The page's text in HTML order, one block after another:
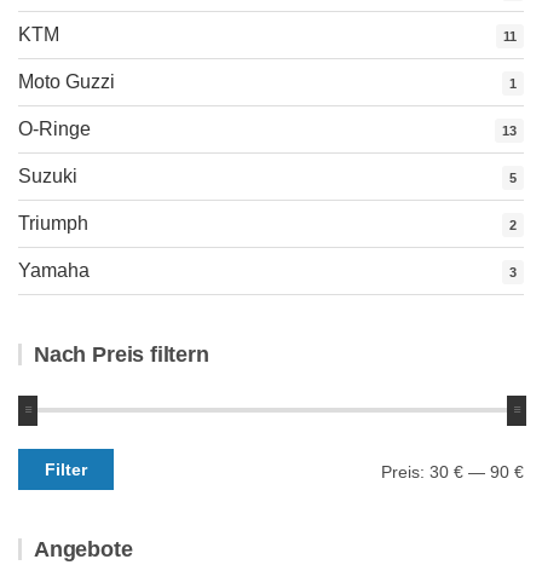
KTM 11
Moto Guzzi 1
O-Ringe 13
Suzuki 5
Triumph 2
Yamaha 3
Nach Preis filtern
Min.
Preis
Max.
Preis
Filter Preis: 30 € — 90 €
Angebote